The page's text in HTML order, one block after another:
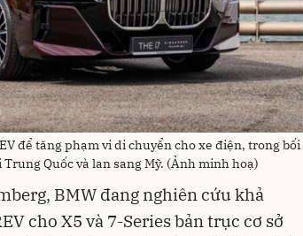
để tăng phạm vi di chuyển cho xe điện, trong bối
Quốc và lan sang Mỹ. (Ảnh minh hoạ)
BMW đang nghiên cứu khả
cho X5 và 7-Series bản trục cơ sở